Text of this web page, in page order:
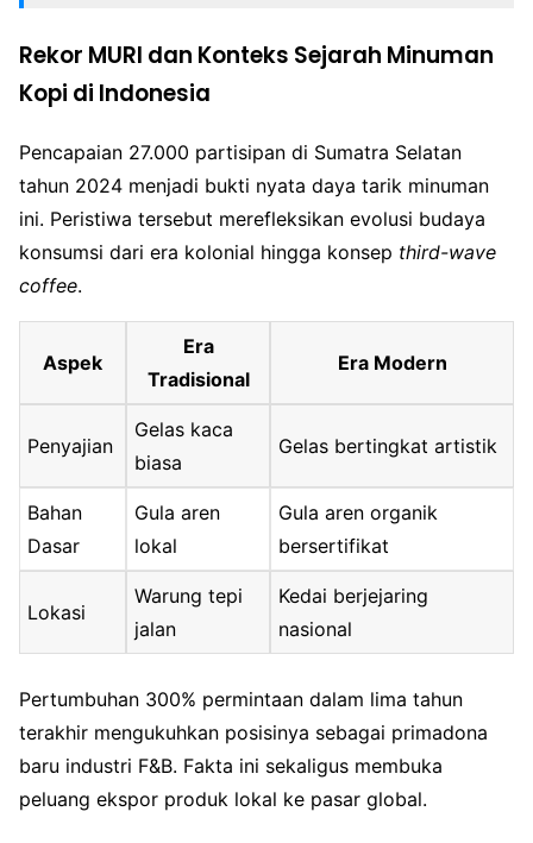
Rekor MURI dan Konteks Sejarah Minuman
Kopi di Indonesia
Pencapaian 27.000 partisipan di Sumatra Selatan
tahun 2024 menjadi bukti nyata daya tarik minuman
ini. Peristiwa tersebut merefleksikan evolusi budaya
konsumsi dari era kolonial hingga konsep third-wave
coffee.
Aspek
Era
Tradisional
Era Modern
Penyajian
Gelas kaca
biasa
Gelas bertingkat artistik
Bahan
Dasar
Gula aren
lokal
Gula aren organik
bersertifikat
Lokasi
Warung tepi
jalan
Kedai berjejaring
nasional
Pertumbuhan 300% permintaan dalam lima tahun
terakhir mengukuhkan posisinya sebagai primadona
baru industri F&B. Fakta ini sekaligus membuka
peluang ekspor produk lokal ke pasar global.